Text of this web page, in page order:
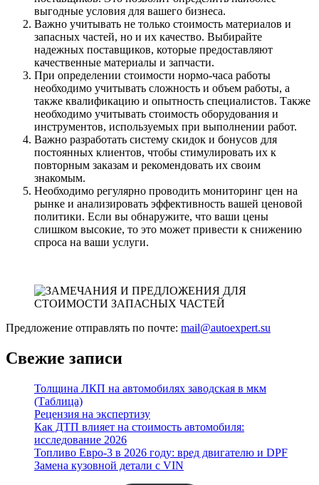
выгодные условия для вашего бизнеса.
Важно учитывать не только стоимость материалов и
запасных частей, но и их качество. Выбирайте
надежных поставщиков, которые предоставляют
качественные материалы и запчасти.
При определении стоимости нормо-часа работы
необходимо учитывать сложность и объем работы, а
также квалификацию и опытность специалистов. Также
необходимо учитывать стоимость оборудования и
инструментов, используемых при выполнении работ.
Важно разработать систему скидок и бонусов для
постоянных клиентов, чтобы стимулировать их к
повторным заказам и рекомендовать их своим
знакомым.
Необходимо регулярно проводить мониторинг цен на
рынке и анализировать эффективность вашей ценовой
политики. Если вы обнаружите, что ваши цены
слишком высокие, то это может привести к снижению
спроса на ваши услуги.
Предложение отправлять по почте: mail@autoexpert.su
Свежие записи
Толщина ЛКП на автомобилях заводская в мкм
(Таблица)
Рецензия на экспертизу
Как ДТП влияет на стоимость автомобиля:
исследование 2026
Топливо Евро-3 в 2026 году: вред двигателю и DPF
Замена кузовной детали с VIN